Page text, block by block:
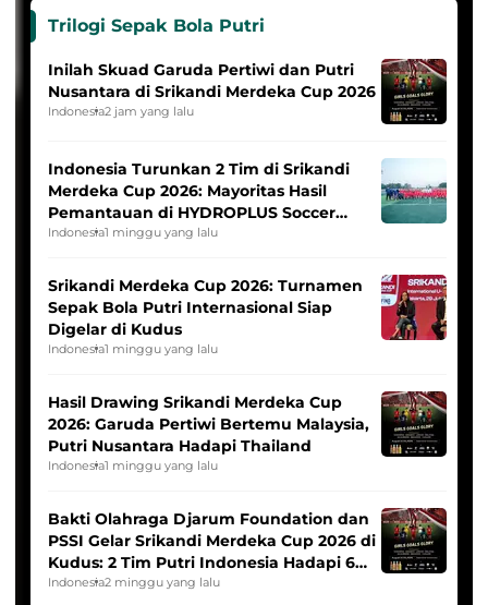
Trilogi Sepak Bola Putri
Inilah Skuad Garuda Pertiwi dan Putri
Nusantara di Srikandi Merdeka Cup 2026
Indonesia2 jam yang lalu
Indonesia Turunkan 2 Tim di Srikandi
Merdeka Cup 2026: Mayoritas Hasil
Pemantauan di HYDROPLUS Soccer
League
Indonesia1 minggu yang lalu
Srikandi Merdeka Cup 2026: Turnamen
Sepak Bola Putri Internasional Siap
Digelar di Kudus
Indonesia1 minggu yang lalu
Hasil Drawing Srikandi Merdeka Cup
2026: Garuda Pertiwi Bertemu Malaysia,
Putri Nusantara Hadapi Thailand
Indonesia1 minggu yang lalu
Bakti Olahraga Djarum Foundation dan
PSSI Gelar Srikandi Merdeka Cup 2026 di
Kudus: 2 Tim Putri Indonesia Hadapi 6
Tim Asia
Indonesia2 minggu yang lalu